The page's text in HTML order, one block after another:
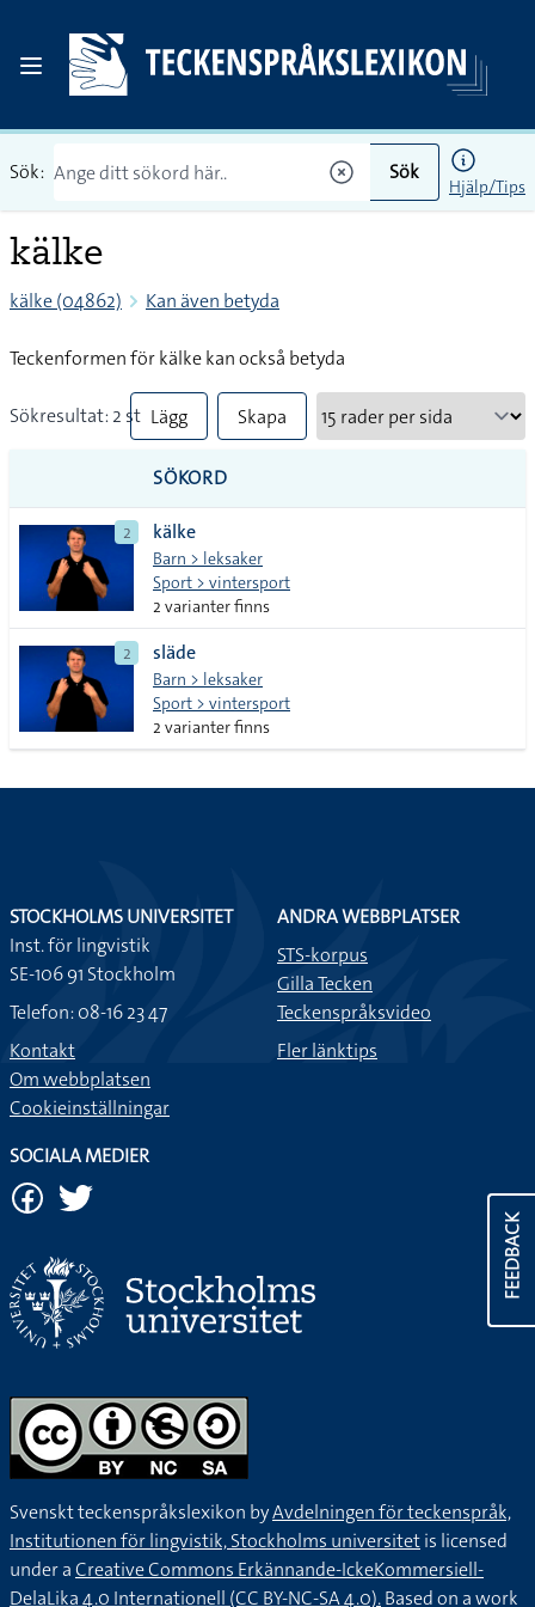
Sök: Sök
Hjälp/Tips
kälke
kälke (04862) Kan även betyda
Teckenformen för kälke kan också betyda
Sökresultat: 2 st Lägg
till
alla i
lista
Skapa
SÖKORD
2 kälke
Barn > leksaker
Sport > vintersport
2 varianter finns
2 släde
Barn > leksaker
Sport > vintersport
2 varianter finns
FEEDBACK
STOCKHOLMS UNIVERSITET
Inst. för lingvistik
SE-106 91 Stockholm
Telefon: 08-16 23 47
Kontakt
Om webbplatsen
Cookieinställningar
ANDRA WEBBPLATSER
STS-korpus
Gilla Tecken
Teckenspråksvideo
Fler länktips
SOCIALA MEDIER
Svenskt teckenspråkslexikon byAvdelningen för teckenspråk,
Institutionen för lingvistik, Stockholms universitetis licensed
under aCreative Commons Erkännande-IckeKommersiell-
DelaLika 4.0 Internationell (CC BY-NC-SA 4.0).Based on a work